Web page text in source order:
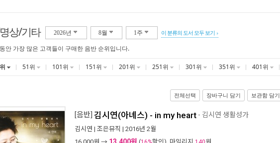
상/기타 2026년 8월 1주 이 분류의 도서 모두 보기
안 가장 많은 고객들이 구매한 음반 순위입니다.
51위 101위 151위 201위 251위 301위 351위 401위
전체선택 장바구니 담기 보관함 담기
[음반] 김시연(아녜스) - in my heart - 김시연 생활성가
김시연 | 조은뮤직 | 2016년 2월